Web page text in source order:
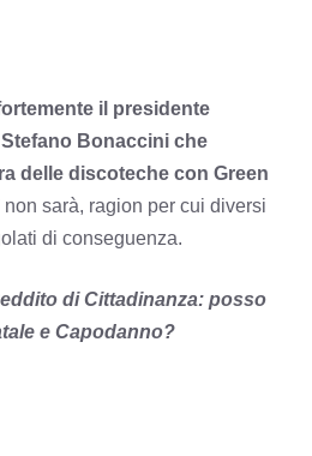
il presidente
Bonaccini che
delle discoteche con Green
sarà, ragion per cui diversi
di conseguenza.
di Cittadinanza: posso
e Capodanno?